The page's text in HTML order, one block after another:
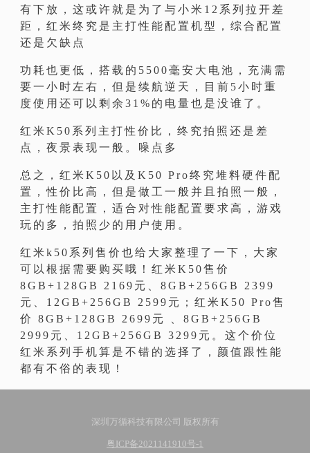
有下放，这或许就是为了与小米12系列拉开差
距，红米终究是主打性能配置机型，综合配置
还是欠缺点
功耗也更低，搭载的5500毫安大电池，充满需
要一小时左右，但是续航逆天，目前5小时重
度使用还可以剩余31%的电量也是没谁了。
红米K50系列主打性价比，终究拍照还是差
点，夜景表现一般。噪点多
总之，红米K50以及K50 Pro终究堆料硬件配
置，性价比高，但是做工一般并且拍照一般，
主打性能配置，适合对性能配置要求高，游戏
玩的多，拍照少的用户使用。
红米k50系列售价也给大家整理了一下，大家
可以根据需要购买哦！红米K50售价
8GB+128GB 2169元、8GB+256GB 2399
元、12GB+256GB 2599元；红米K50 Pro售
价 8GB+128GB 2699元 、8GB+256GB
2999元、12GB+256GB 3299元。这个价位
红米系列手机算是不错的选择了，颜值跟性能
都有不俗的表现！
深圳万循科技有限公司 版权所有
粤ICP备2021141910号-1